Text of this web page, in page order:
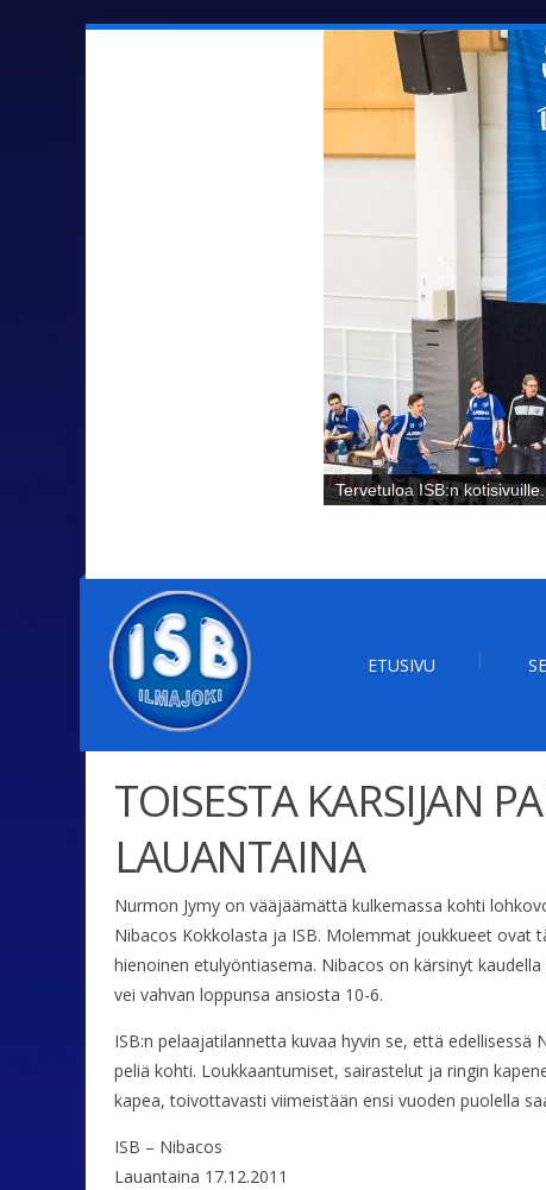
Sähäkkää salibandya
ETUSIVU
TOISESTA KARSIJAN
LAUANTAINA
Nurmon Jymy on vääjäämättä kulkemassa kohti
Nibacos Kokkolasta ja ISB. Molemmat joukkueet ovat
hienoinen etulyöntiasema. Nibacos on kärsinyt
vei vahvan loppunsa ansiosta 10-6.
ISB:n pelaajatilannetta kuvaa hyvin se, että
peliä kohti. Loukkaantumiset, sairastelut ja ringin
kapea, toivottavasti viimeistään ensi vuoden puolella
ISB – Nibacos
Lauantaina 17.12.2011